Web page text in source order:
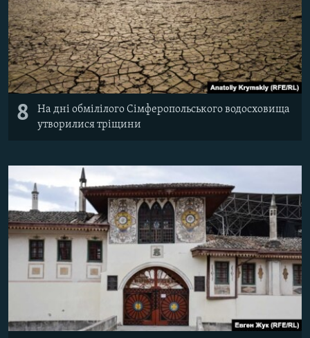
8
На дні обмілілого Сімферопольського водосховища
утворилися тріщини